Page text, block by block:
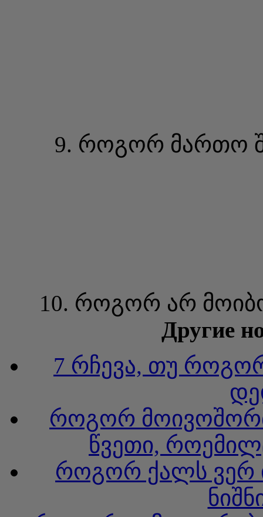
9. როგორ მართო
10. როგორ არ
Другие
7 რჩევა, თუ
როგორ
წვეთი,
როგორ ქალს ვერ